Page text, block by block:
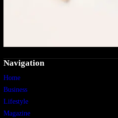
Navigation
Home
Business
Lifestyle
Magazine